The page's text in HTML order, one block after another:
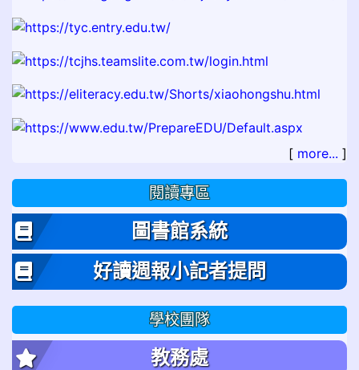
[ more... ]
閱讀專區
圖書館系統
好讀週報小記者提問
學校團隊
教務處